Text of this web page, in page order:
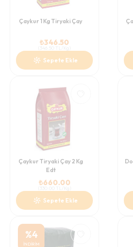
Çaykur 1 Kg Tiryaki Çay
₺346.50
Sepete Ekle
Çaykur Tiryaki Çay 2 Kg
Edt
₺660.00
Sepete Ekle
%4
İNDİRİM